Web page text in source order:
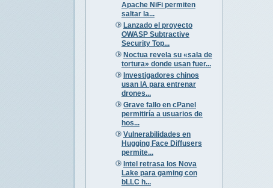
Apache NiFi permiten
saltar la...
Lanzado el proyecto
OWASP Subtractive
Security Top...
Noctua revela su «sala de
tortura» donde usan fuer...
Investigadores chinos
usan IA para entrenar
drones...
Grave fallo en cPanel
permitiría a usuarios de
hos...
Vulnerabilidades en
Hugging Face Diffusers
permite...
Intel retrasa los Nova
Lake para gaming con
bLLC h...